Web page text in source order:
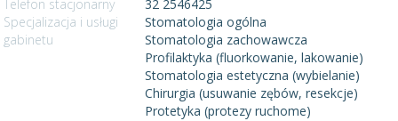
Telefon stacjonarny
32 2546425
Specjalizacja i usługi
gabinetu
Stomatologia ogólna
Stomatologia zachowawcza
Profilaktyka (fluorkowanie, lakowanie)
Stomatologia estetyczna (wybielanie)
Chirurgia (usuwanie zębów, resekcje)
Protetyka (protezy ruchome)